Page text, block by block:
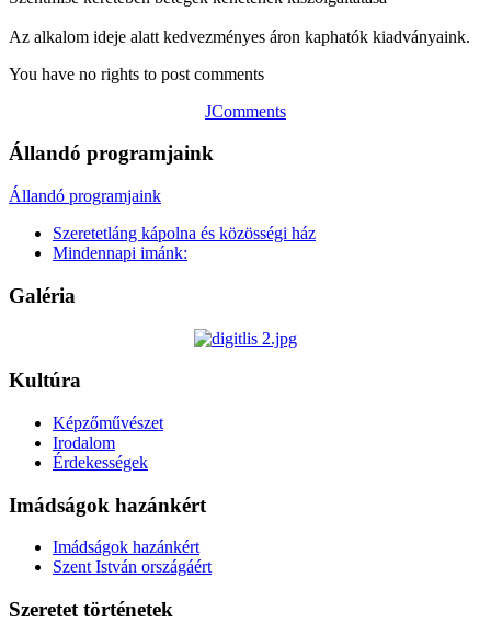
Az alkalom ideje alatt kedvezményes áron kaphatók kiadványaink.
You have no rights to post comments
JComments
Állandó programjaink
Állandó programjaink
Szeretetláng kápolna és közösségi ház
Mindennapi imánk:
Galéria
Kultúra
Képzőművészet
Irodalom
Érdekességek
Imádságok hazánkért
Imádságok hazánkért
Szent István országáért
Szeretet történetek